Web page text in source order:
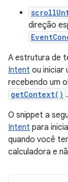
direção
A estrutura de
Intent ou iniciar
recebendo um
getContext() .
O snippet a
Intent para
quando você
calculadora e